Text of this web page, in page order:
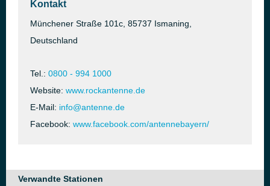
Kontakt
Münchener Straße 101c, 85737 Ismaning,
Deutschland
Tel.: 0800 - 994 1000
Website: www.rockantenne.de
E-Mail: info@antenne.de
Facebook: www.facebook.com/antennebayern/
Verwandte Stationen